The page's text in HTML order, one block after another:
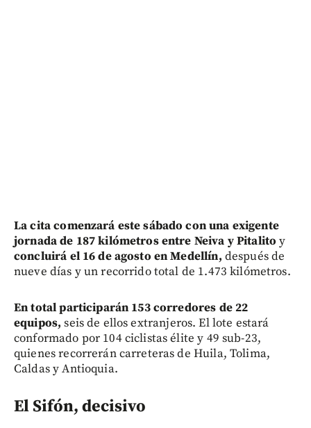
La cita comenzará este sábado con una exigente
jornada de 187 kilómetros entre Neiva y Pitalito y
concluirá el 16 de agosto en Medellín, después de
nueve días y un recorrido total de 1.473 kilómetros.
En total participarán 153 corredores de 22
equipos,seis de ellos extranjeros. El lote estará
conformado por 104 ciclistas élite y 49 sub-23,
quienes recorrerán carreteras de Huila, Tolima,
Caldas y Antioquia.
El Sifón, decisivo